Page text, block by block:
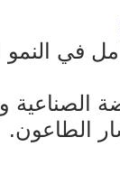
في النمو
الصناعية
الطاعون.